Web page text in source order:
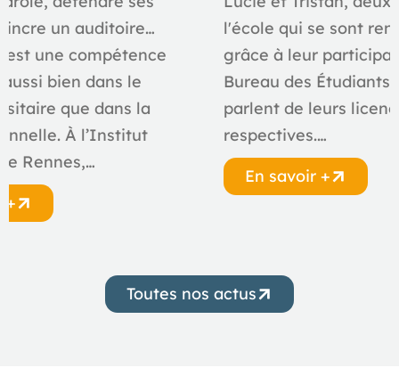
un auditoire…
est une compétence
bien dans le
que dans la
À l’Institut
Rennes,…
+
l'école qui se sont
grâce à leur
Bureau des Étudiants
parlent de leurs
respectives.…
En savoir +
Toutes nos actus